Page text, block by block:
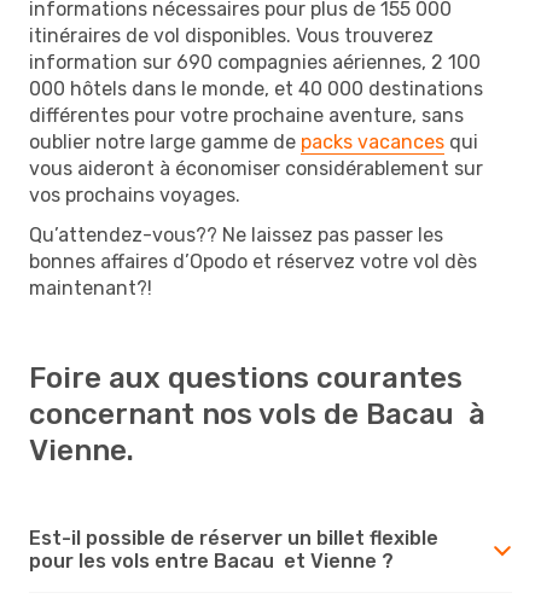
informations nécessaires pour plus de 155 000
itinéraires de vol disponibles. Vous trouverez
information sur 690 compagnies aériennes, 2 100
000 hôtels dans le monde, et 40 000 destinations
différentes pour votre prochaine aventure, sans
oublier notre large gamme de packs vacances qui
vous aideront à économiser considérablement sur
vos prochains voyages.
Qu’attendez-vous?? Ne laissez pas passer les
bonnes affaires d’Opodo et réservez votre vol dès
maintenant?!
Foire aux questions courantes
concernant nos vols de Bacau à
Vienne.
Est-il possible de réserver un billet flexible
pour les vols entre Bacau et Vienne ?